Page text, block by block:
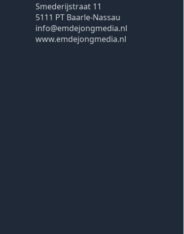
Smederijstraat 11
5111 PT Baarle-Nassau
info@emdejongmedia.nl
www.emdejongmedia.nl